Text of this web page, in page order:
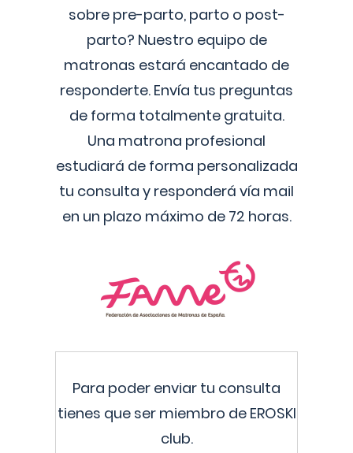
sobre pre-parto, parto o post-
parto? Nuestro equipo de
matronas estará encantado de
responderte. Envía tus preguntas
de forma totalmente gratuita.
Una matrona profesional
estudiará de forma personalizada
tu consulta y responderá vía mail
en un plazo máximo de 72 horas.
Para poder enviar tu consulta
tienes que ser miembro de EROSKI
club.